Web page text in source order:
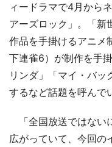
ィードラマで4月から
アーズロック」。「新
作品を手掛けるアニメ
下連雀6）が制作を手
リンダ」「マイ・バッ
するなど話題を呼んで
「全国放送ではない
広がっていて、今回の